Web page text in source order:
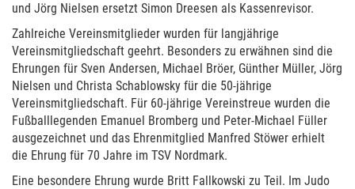
und Jörg Nielsen ersetzt Simon Dreesen als Kassenrevisor.
Zahlreiche Vereinsmitglieder wurden für langjährige
Vereinsmitgliedschaft geehrt. Besonders zu erwähnen sind die
Ehrungen für Sven Andersen, Michael Bröer, Günther Müller, Jörg
Nielsen und Christa Schablowsky für die 50-jährige
Vereinsmitgliedschaft. Für 60-jährige Vereinstreue wurden die
Fußballlegenden Emanuel Bromberg und Peter-Michael Füller
ausgezeichnet und das Ehrenmitglied Manfred Stöwer erhielt
die Ehrung für 70 Jahre im TSV Nordmark.
Eine besondere Ehrung wurde Britt Fallkowski zu Teil. Im Judo